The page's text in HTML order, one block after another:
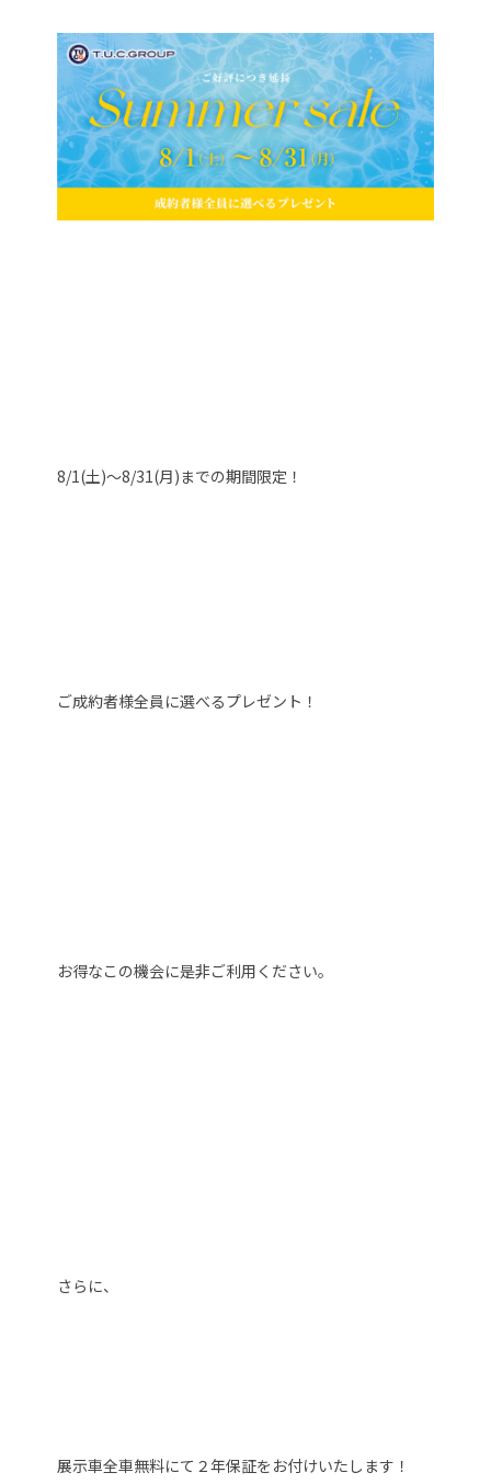
8/1(土)～8/31(月)までの期間限定！
ご成約者様全員に選べるプレゼント！
お得なこの機会に是非ご利用ください。
さらに、
展示車全車無料にて２年保証をお付けいたします！